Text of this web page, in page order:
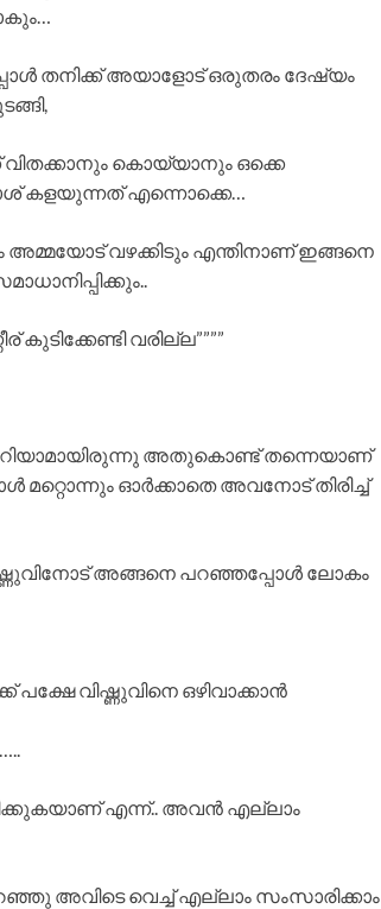
തനിക്ക് അയാളോട് ഒരുതരം ദേഷ്യം
വിതക്കാനും കൊയ്യാനും ഒക്കെ
കളയുന്നത് എന്നൊക്കെ…
അമ്മയോട് വഴക്കിടും എന്തിനാണ് ഇങ്ങനെ
വരില്ല””””
അതുകൊണ്ട് തന്നെയാണ്
മറ്റൊന്നും ഓർക്കാതെ അവനോട് തിരിച്ച്
അങ്ങനെ പറഞ്ഞപ്പോൾ ലോകം
പക്ഷേ വിഷ്ണുവിനെ ഒഴിവാക്കാൻ
എന്ന്.. അവൻ എല്ലാം
അവിടെ വെച്ച് എല്ലാം സംസാരിക്കാം